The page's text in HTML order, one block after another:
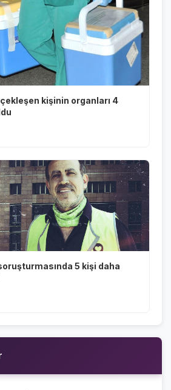
kişinin organları 4
5 kişi daha